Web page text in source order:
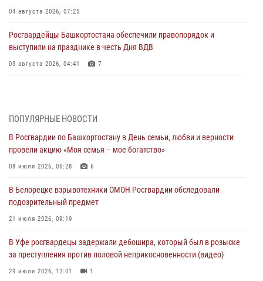
04 августа 2026, 07:25
Росгвардейцы Башкортостана обеспечили правопорядок и
выступили на празднике в честь Дня ВДВ
03 августа 2026, 04:41 7
03 августа 2026, 04:30 8
В Башкирии росгвардейцы провели волейбольный турнир на
открытом воздухе
03 августа 2026, 04:29
В Уфе росгвардейцы по горячим следам задержали
подозреваемого в открытом хищении из аптеки (видео)
03 августа 2026, 04:15
Начальник отделения учёта и комплектования Росгвардии
Башкортостана ответил на вопросы граждан
30 июля 2026, 12:54
ПОПУЛЯРНЫЕ НОВОСТИ
В Росгвардии по Башкортостану в День семьи, любви и верности
провели акцию «Моя семья – мое богатство»
08 июля 2026, 06:28 6
В Белорецке взрывотехники ОМОН Росгвардии обследовали
подозрительный предмет
21 июля 2026, 09:19
В Уфе росгвардецы задержали дебошира, который был в розыске
за преступления против половой неприкосновенности (видео)
29 июля 2026, 12:01 1